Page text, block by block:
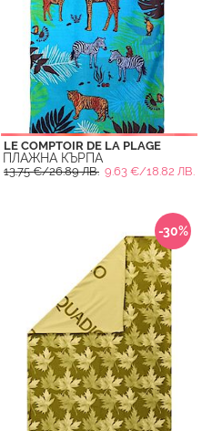
LE COMPTOIR DE LA PLAGE
ПЛАЖНА КЪРПА
13.75 €/26.89 ЛВ. 9.63 €/18.82 ЛВ.
-30%